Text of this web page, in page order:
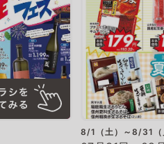
8/1（土）～8/31（